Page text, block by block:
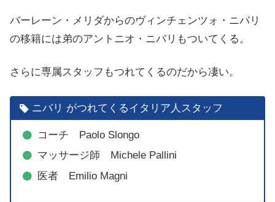
バーレーン・メリダからのヴィンチェンツォ・ニバリ
の移籍には弟のアントニオ・ニバリもついてくる。
さらに専属スタッフもつれてくるのだから凄い。
ニバリ がつれてくるイタリア人スタッフ
コーチ Paolo Slongo
マッサージ師 Michele Pallini
医者 Emilio Magni